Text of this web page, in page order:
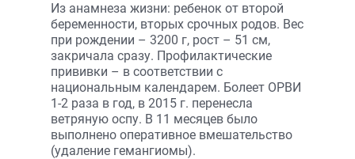
Из анамнеза жизни: ребенок от второй
беременности, вторых срочных родов. Вес
при рождении – 3200 г, рост – 51 см,
закричала сразу. Профилактические
прививки – в соответствии с
национальным календарем. Болеет ОРВИ
1-2 раза в год, в 2015 г. перенесла
ветряную оспу. В 11 месяцев было
выполнено оперативное вмешательство
(удаление гемангиомы).